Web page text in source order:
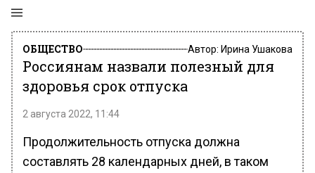
ОБЩЕСТВО Автор: Ирина Ушакова
Россиянам назвали полезный для
здоровья срок отпуска
2 августа 2022, 11:44
Продолжительность отпуска должна
составлять 28 календарных дней, в таком